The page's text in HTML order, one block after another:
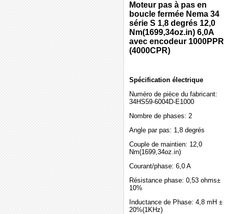
Moteur pas à pas en
boucle fermée Nema 34
série S 1,8 degrés 12,0
Nm(1699,34oz.in) 6,0A
avec encodeur 1000PPR
(4000CPR)
Spécification électrique
Numéro de pièce du fabricant:
34HS59-6004D-E1000
Nombre de phases: 2
Angle par pas: 1,8 degrés
Couple de maintien: 12,0
Nm(1699,34oz.in)
Courant/phase: 6,0 A
Résistance phase: 0,53 ohms±
10%
Inductance de Phase: 4,8 mH ±
20%(1KHz)